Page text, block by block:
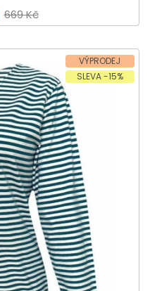
669 Kč
VÝPRODEJ
SLEVA -15%